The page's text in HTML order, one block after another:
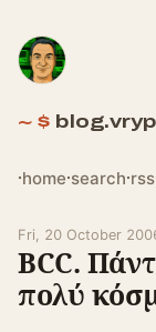
home search rss
Fri, 20 October
BCC.
πολύ